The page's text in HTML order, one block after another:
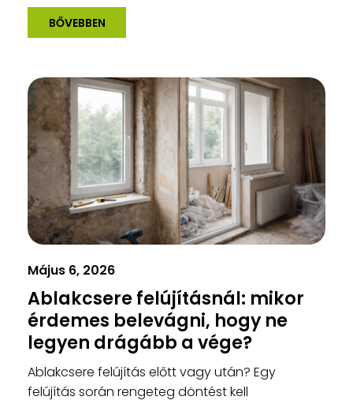
BŐVEBBEN
Május 6, 2026
Ablakcsere felújításnál: mikor
érdemes belevágni, hogy ne
legyen drágább a vége?
Ablakcsere felújítás előtt vagy után? Egy
felújítás során rengeteg döntést kell